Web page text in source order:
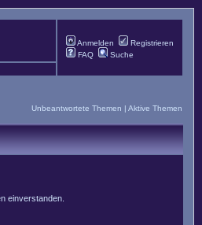
Anmelden
Registrieren
FAQ
Suche
Unbeantwortete Themen | Aktive Themen
einverstanden.